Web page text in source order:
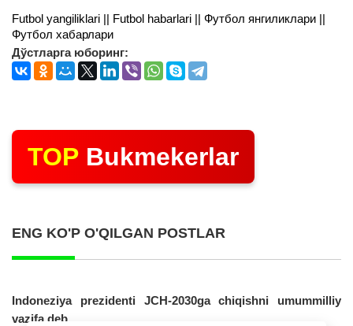
Futbol yangiliklari || Futbol habarlari || Футбол янгиликлари ||
Футбол хабарлари
Дўстларга юборинг:
TOP Bukmekerlar
ENG KO'P O'QILGAN POSTLAR
Indoneziya prezidenti JCH-2030ga chiqishni umummilliy
vazifa deb...